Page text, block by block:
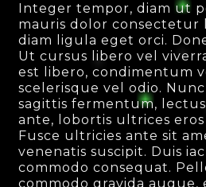
Integer tempor, diam ut
mauris dolor consectetur
diam ligula eget orci.
Ut cursus libero vel
est libero, condimentum
scelerisque vel odio.
sagittis fermentum,
ante, lobortis ultrices
Fusce ultricies ante sit
venenatis suscipit. Duis
commodo consequat.
commodo gravida augue,